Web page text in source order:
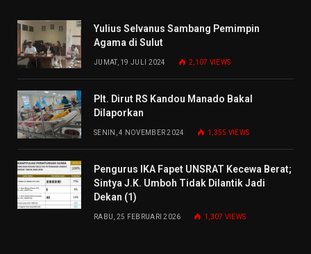
Yulius Selvanus Sambang Pemimpin
Agama di Sulut
JUMAT, 19 JULI 2024 2,107 VIEWS
Plt. Dirut RS Kandou Manado Bakal
Dilaporkan
SENIN, 4 NOVEMBER 2024 1,355 VIEWS
Pengurus IKA Fapet UNSRAT Kecewa Berat;
Sintya J.K. Umboh Tidak Dilantik Jadi
Dekan (1)
RABU, 25 FEBRUARI 2026 1,307 VIEWS